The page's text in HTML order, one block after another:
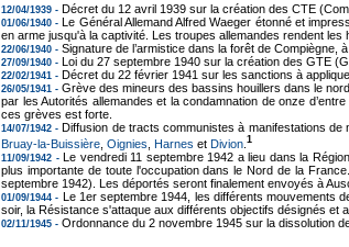
12/04/1939 - Décret du 12 avril 1939 sur la création des CTE
01/06/1940 - Le Général Allemand Alfred Waeger étonné et
en arme jusqu'à la captivité. Les troupes allemandes rendent
22/06/1940 - Signature de l’armistice dans la forêt de Compiègne, à
27/09/1940 - Loi du 27 septembre 1940 sur la création des GTE
22/02/1941 - Décret du 22 février 1941 sur les sanctions à
26/05/1941 - Grève des mineurs des bassins houillers dans le
par les Autorités allemandes et la condamnation de onze
ces grèves est forte.
14/07/1942 - Diffusion de tracts communistes à manifestations
Bruay-la-Buissière Oignies Harnes et Divion 1
11/09/1942 - Le vendredi 11 septembre 1942 a lieu dans la
plus importante de toute l'occupation dans le Nord de la
septembre 1942). Les déportés seront finalement envoyés à
01/09/1944 - Le 1er septembre 1944, les différents mouvements
soir, la Résistance s'attaque aux différents objectifs désignés et
02/11/1945 - Ordonnance du 2 novembre 1945 sur la dissolution